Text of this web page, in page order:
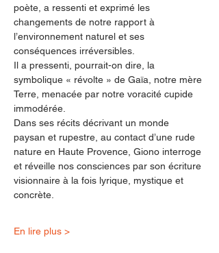
poète, a ressenti et exprimé les
changements de notre rapport à
l’environnement naturel et ses
conséquences irréversibles.
Il a pressenti, pourrait-on dire, la
symbolique « révolte » de Gaïa, notre mère
Terre, menacée par notre voracité cupide
immodérée.
Dans ses récits décrivant un monde
paysan et rupestre, au contact d’une rude
nature en Haute Provence, Giono interroge
et réveille nos consciences par son écriture
visionnaire à la fois lyrique, mystique et
concrète.
En lire plus >